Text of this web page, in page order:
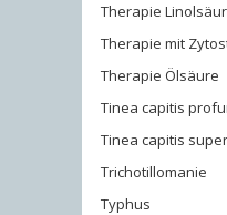
Therapie
Therapie mit
Therapie Ölsäure
Tinea capitis
Tinea capitis
Trichotillomanie
Typhus